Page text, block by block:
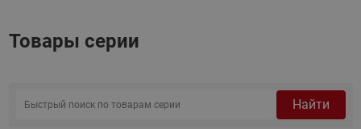
Товары серии
Найти